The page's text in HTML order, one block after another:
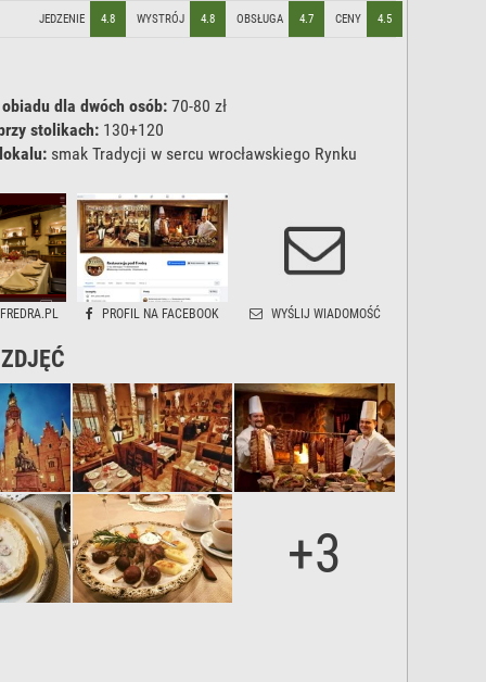
JEDZENIE 4.8 WYSTRÓJ 4.8 OBSŁUGA 4.7 CENY 4.5
dla dwóch osób: 70-80 zł
stolikach:130+120
smak Tradycji w sercu wrocławskiego Rynku
PROFIL NA FACEBOOK WYŚLIJ WIADOMOŚĆ
+3